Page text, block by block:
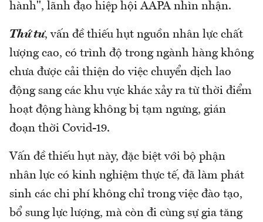
hành", lãnh đạo hiệp hội AAPA nhìn nhận.
Thứ tư, vấn đề thiếu hụt nguồn nhân lực chất
lượng cao, có trình độ trong ngành hàng không
chưa được cải thiện do việc chuyển dịch lao
động sang các khu vực khác xảy ra từ thời điểm
hoạt động hàng không bị tạm ngưng, gián
đoạn thời Covid-19.
Vấn đề thiếu hụt này, đặc biệt với bộ phận
nhân lực có kinh nghiệm thực tế, đã làm phát
sinh các chi phí không chỉ trong việc đào tạo,
bổ sung lực lượng, mà còn đi cùng sự gia tăng